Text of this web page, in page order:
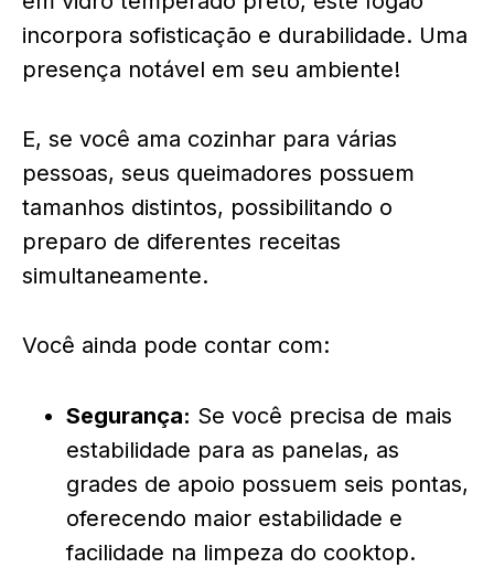
incorpora sofisticação e durabilidade. Uma
presença notável em seu ambiente!
E, se você ama cozinhar para várias
pessoas, seus queimadores possuem
tamanhos distintos, possibilitando o
preparo de diferentes receitas
simultaneamente.
Você ainda pode contar com:
Segurança: Se você precisa de mais
estabilidade para as panelas, as
grades de apoio possuem seis pontas,
oferecendo maior estabilidade e
facilidade na limpeza do cooktop.